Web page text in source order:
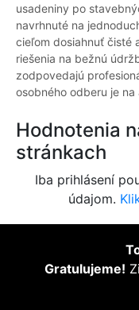
usadeniny po
navrhnuté na
cieľom dosiahnuť čisté
riešenia na bežnú
zodpovedajú
osobného odberu je
Hodnotenia
stránkach
Iba prihlásení
údajom.
Gratulujeme!